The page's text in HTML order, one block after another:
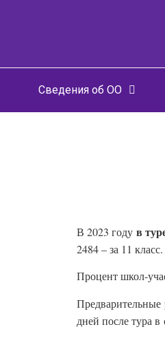
Сведения об ОО
В 2023 году в
2484 – за 11 класс.
Процент школ-
Предварительные
дней после тура